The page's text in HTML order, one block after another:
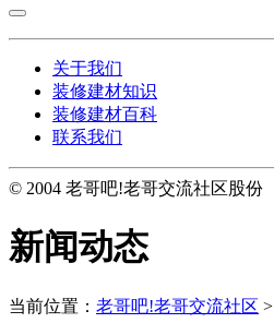
关于我们
装修建材知识
装修建材百科
联系我们
© 2004 老哥吧!老哥交流社区股份
新闻动态
当前位置： 老哥吧!老哥交流社区 >